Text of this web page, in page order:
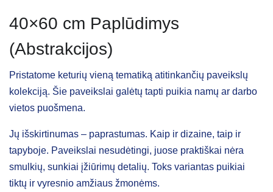
40×60 cm Paplūdimys
(Abstrakcijos)
Pristatome keturių vieną tematiką atitinkančių paveikslų
kolekciją. Šie paveikslai galėtų tapti puikia namų ar darbo
vietos puošmena.
Jų išskirtinumas – paprastumas. Kaip ir dizaine, taip ir
tapyboje. Paveikslai nesudėtingi, juose praktiškai nėra
smulkių, sunkiai įžiūrimų detalių. Toks variantas puikiai
tiktų ir vyresnio amžiaus žmonėms.